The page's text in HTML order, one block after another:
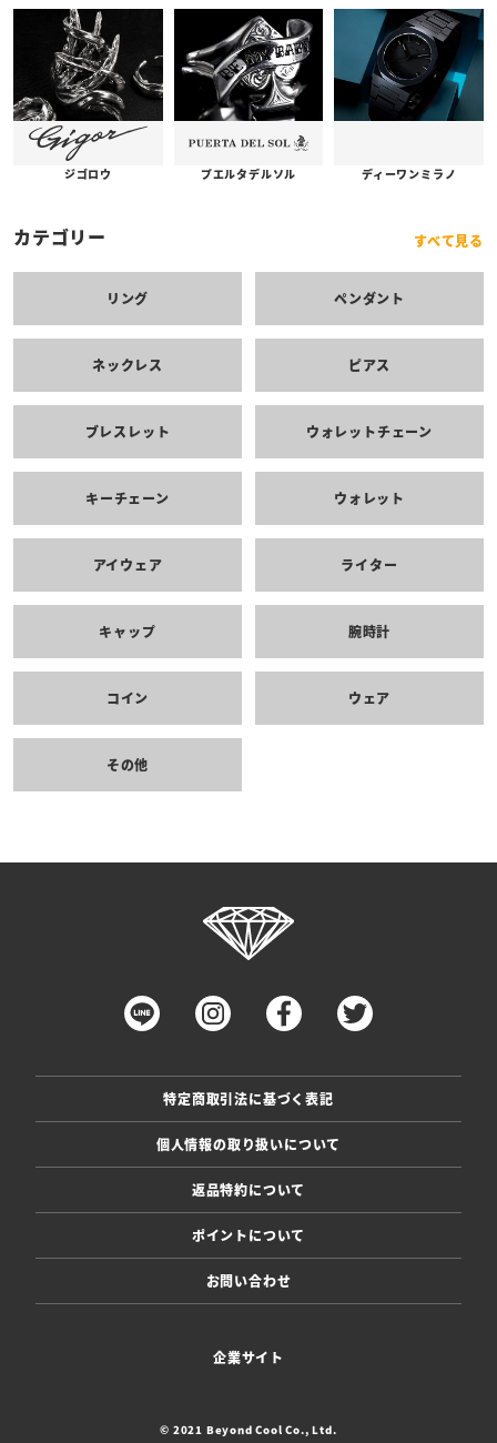
ジゴロウ プエルタデルソル ディーワンミラノ
カテゴリー すべて見る
リング ペンダント
ネックレス ピアス
ブレスレット ウォレットチェーン
キーチェーン ウォレット
アイウェア ライター
キャップ 腕時計
コイン ウェア
その他
特定商取引法に基づく表記
個人情報の取り扱いについて
返品特約について
ポイントについて
お問い合わせ
企業サイト
© 2021 Beyond Cool Co., Ltd.